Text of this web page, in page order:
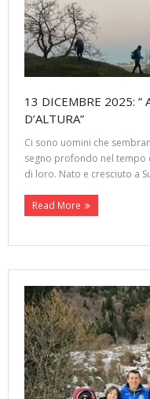
13 DICEMBRE 2025: ”
D’ALTURA”
Ci sono uomini che
segno profondo nel tempo
di loro. Nato e cresciuto a
Read More